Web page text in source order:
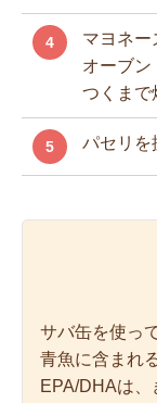
4
マヨネー
オーブン
つくまで
5 パセリを
サバ缶を使っ
青魚に含まれ
EPA/DHAは